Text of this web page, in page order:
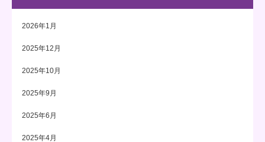
2026年1月
2025年12月
2025年10月
2025年9月
2025年6月
2025年4月